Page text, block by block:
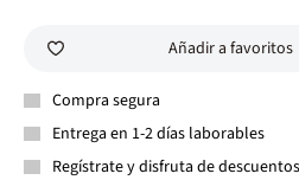
Añadir a favoritos
Compra segura
Entrega en 1-2 días laborables
Regístrate y disfruta de